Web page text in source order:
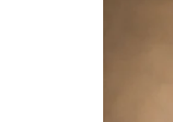
Zato što ste